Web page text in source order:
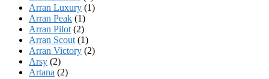
Arran Luxury (1)
Arran Peak (1)
Arran Pilot (2)
Arran Scout (1)
Arran Victory (2)
Arsy (2)
Artana (2)